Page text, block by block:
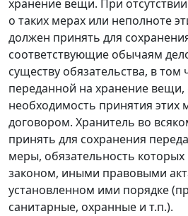
хранение вещи. При
о таких мерах или неполноте
должен принять для
соответствующие обычаям
существу обязательства, в том
переданной на хранение вещи,
необходимость принятия этих
договором. Хранитель во
принять для сохранения
меры, обязательность
законом, иными правовыми
установленном ими порядке
санитарные, охранные и т.п.).